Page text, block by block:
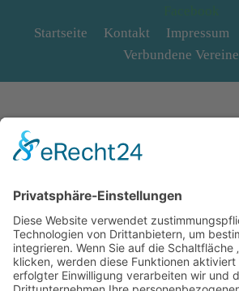
Startseite Kontakt Impressum
Verbundene Vereine